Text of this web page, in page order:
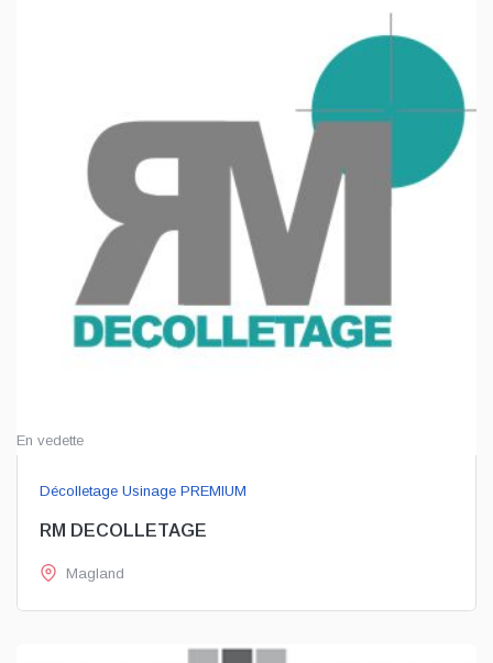
En vedette
Décolletage Usinage PREMIUM
RM DECOLLETAGE
Magland